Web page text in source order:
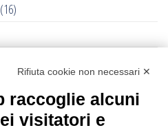
(16)
di taglio
(6)
Rifiuta cookie non necessari ✕
raccoglie alcuni
visitatori e